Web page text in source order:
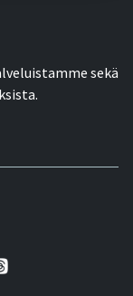
sekä